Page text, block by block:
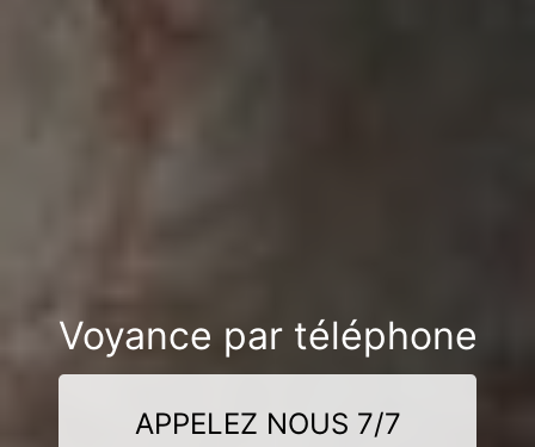
Voyance par téléphone
APPELEZ NOUS 7/7